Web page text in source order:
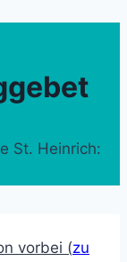
St. Heinrich:
vorbei (zu